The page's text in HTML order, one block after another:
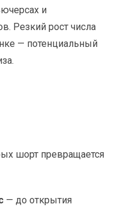
и
Резкий рост числа
— потенциальный
шорт превращается
— до открытия